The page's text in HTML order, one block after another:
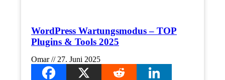
WordPress Wartungsmodus – TOP
Plugins & Tools 2025
Omar 27. Juni 2025